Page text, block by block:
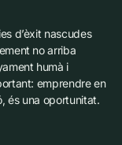
d’èxit nascudes
no arriba
humà i
emprendre en
és una oportunitat.